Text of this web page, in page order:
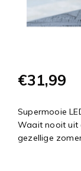
€31,99
Supermooie
Waait nooit uit
gezellige